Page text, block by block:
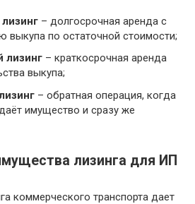
– долгосрочная аренда с
выкупа по остаточной стоимости;
лизинг – краткосрочная аренда
выкупа;
– обратная операция, когда
имущество и сразу же
лизинга для ИП
коммерческого транспорта дает